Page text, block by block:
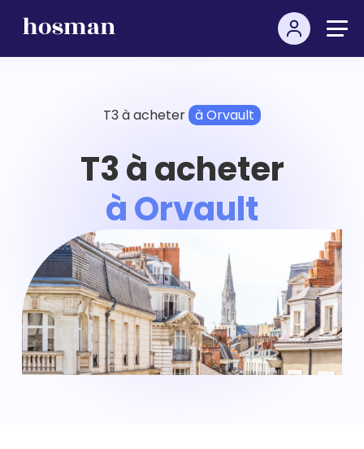
T3 à acheter à Orvault
T3 à acheter
à Orvault